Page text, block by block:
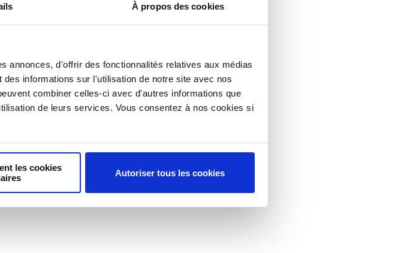
À propos des cookies
annonces, d'offrir des fonctionnalités relatives aux médias
informations sur l'utilisation de notre site avec nos
combiner celles-ci avec d'autres informations que
de leurs services. Vous consentez à nos cookies si
les cookies
Autoriser tous les cookies